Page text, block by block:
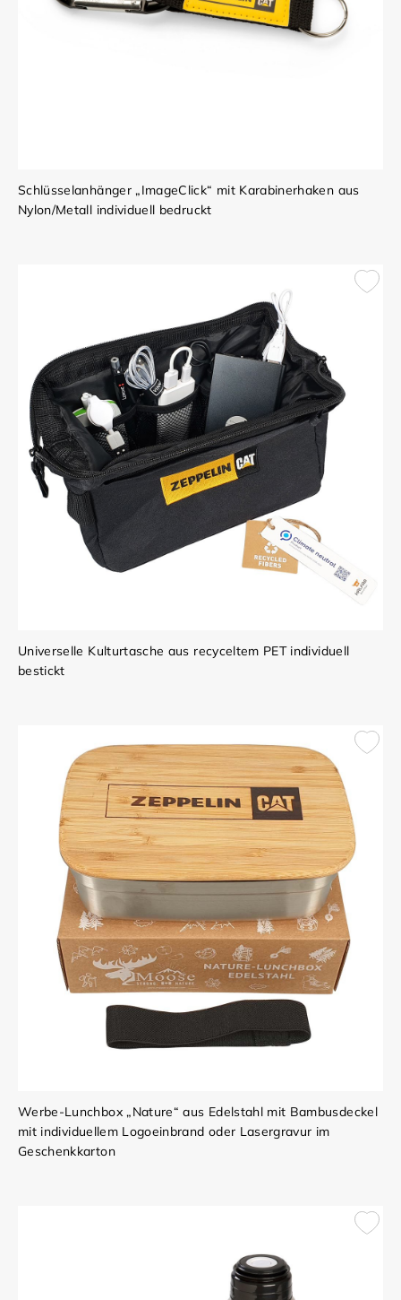
Schlüsselanhänger „ImageClick“ mit Karabinerhaken aus
Nylon/Metall individuell bedruckt
Universelle Kulturtasche aus recyceltem PET individuell
bestickt
Werbe-Lunchbox „Nature“ aus Edelstahl mit Bambusdeckel
mit individuellem Logoeinbrand oder Lasergravur im
Geschenkkarton